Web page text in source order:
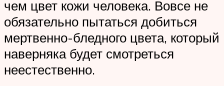
чем цвет кожи человека. Вовсе не
обязательно пытаться добиться
мертвенно-бледного цвета, который
наверняка будет смотреться
неестественно.